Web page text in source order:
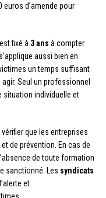
euros d’amende pour
fixé à 3 ans à compter
aussi bien en
un temps suffisant
Seul un professionnel
situation individuelle et
que les entreprises
de prévention. En cas de
de toute formation
sanctionné. Les syndicats
et